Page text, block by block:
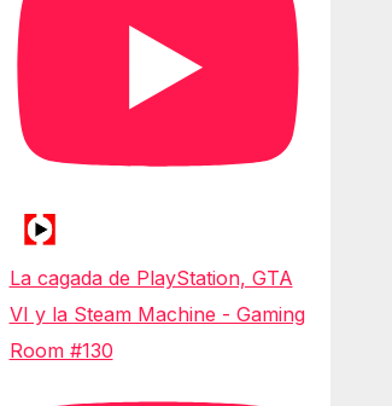
La cagada de PlayStation, GTA
VI y la Steam Machine - Gaming
Room #130